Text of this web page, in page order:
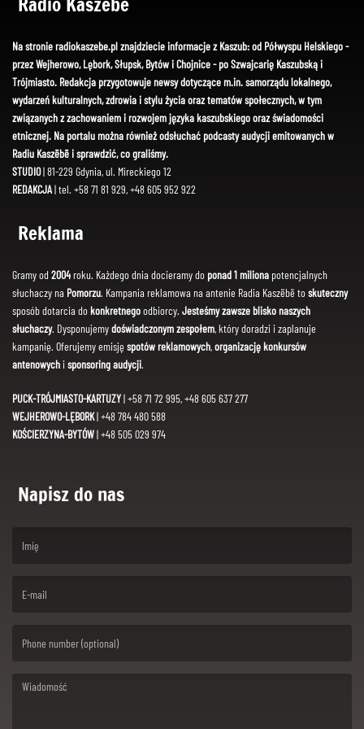
Na stronie radiokaszebe.pl znajdziecie informacje z Kaszub: od Półwyspu Helskiego -
przez Wejherowo, Lębork, Słupsk, Bytów i Chojnice - po Szwajcarię Kaszubską i
Trójmiasto. Redakcja przygotowuje newsy dotyczące m.in. samorządu lokalnego,
wydarzeń kulturalnych, zdrowia i stylu życia oraz tematów społecznych, w tym
związanych z zachowaniem i rozwojem języka kaszubskiego oraz świadomości
etnicznej. Na portalu można również odsłuchać podcasty audycji emitowanych w
Radiu Kaszëbë i sprawdzić, co graliśmy.
STUDIO| 81-229 Gdynia, ul. Mireckiego 12
REDAKCJA| tel. +58 71 81 929, +48 605 952 922
Reklama
Gramy od 2004roku. Każdego dnia docieramy do ponad 1 miliona potencjalnych
słuchaczy na Pomorzu. Kampania reklamowa na antenie Radia Kaszëbë toskuteczny
sposób dotarcia dokonkretnegoodbiorcy. Jesteśmy zawsze blisko naszych
słuchaczy. Dysponujemydoświadczonym zespołem, który doradzi i zaplanuje
kampanię. Oferujemy emisję spotów reklamowych,organizację konkursów
antenowychi sponsoring audycji.
PUCK-TRÓJMIASTO-KARTUZY| +58 71 72 995, +48 605 637 277
WEJHEROWO-LĘBORK| +48 784 480 588
KOŚCIERZYNA-BYTÓW| +48 505 029 974
Napisz do nas